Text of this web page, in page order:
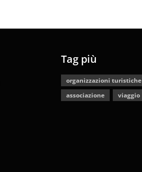
Tag più
organizzazioni turistiche
associazione
viaggio